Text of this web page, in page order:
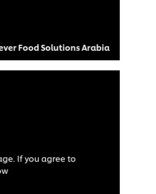
Food Solutions Arabia
If you agree to